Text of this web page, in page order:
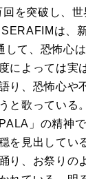
を突破し、
は、
して、恐怖心
によっては実
り、恐怖心や
と歌っている
」 の精神で
を見出してい
り、お祭り の